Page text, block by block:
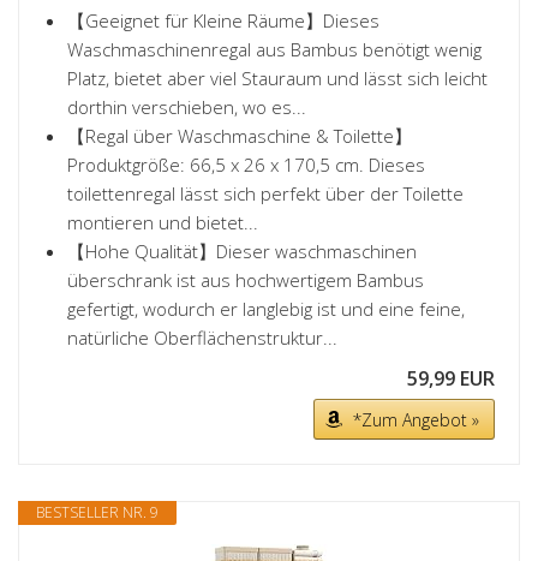
【Geeignet für Kleine Räume】Dieses
Waschmaschinenregal aus Bambus benötigt wenig
Platz, bietet aber viel Stauraum und lässt sich leicht
dorthin verschieben, wo es...
【Regal über Waschmaschine & Toilette】
Produktgröße: 66,5 x 26 x 170,5 cm. Dieses
toilettenregal lässt sich perfekt über der Toilette
montieren und bietet...
【Hohe Qualität】Dieser waschmaschinen
überschrank ist aus hochwertigem Bambus
gefertigt, wodurch er langlebig ist und eine feine,
natürliche Oberflächenstruktur...
59,99 EUR
*Zum Angebot »
BESTSELLER NR. 9